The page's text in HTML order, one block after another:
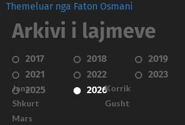
Themeluar nga Faton Osmani
Arkivi i lajmeve
2017 2018 2019
2021
2022 2023
2025
2026
Janar
Shkurt
Mars
Korrik
Gusht